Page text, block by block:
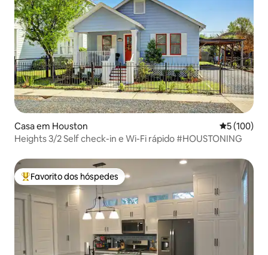
Casa em Houston
5 (100)
Heights 3/2 Self check-in e Wi-Fi rápido #HOUSTONING
Favoritos dos hóspedes mais apreciados
Favorito dos hóspedes